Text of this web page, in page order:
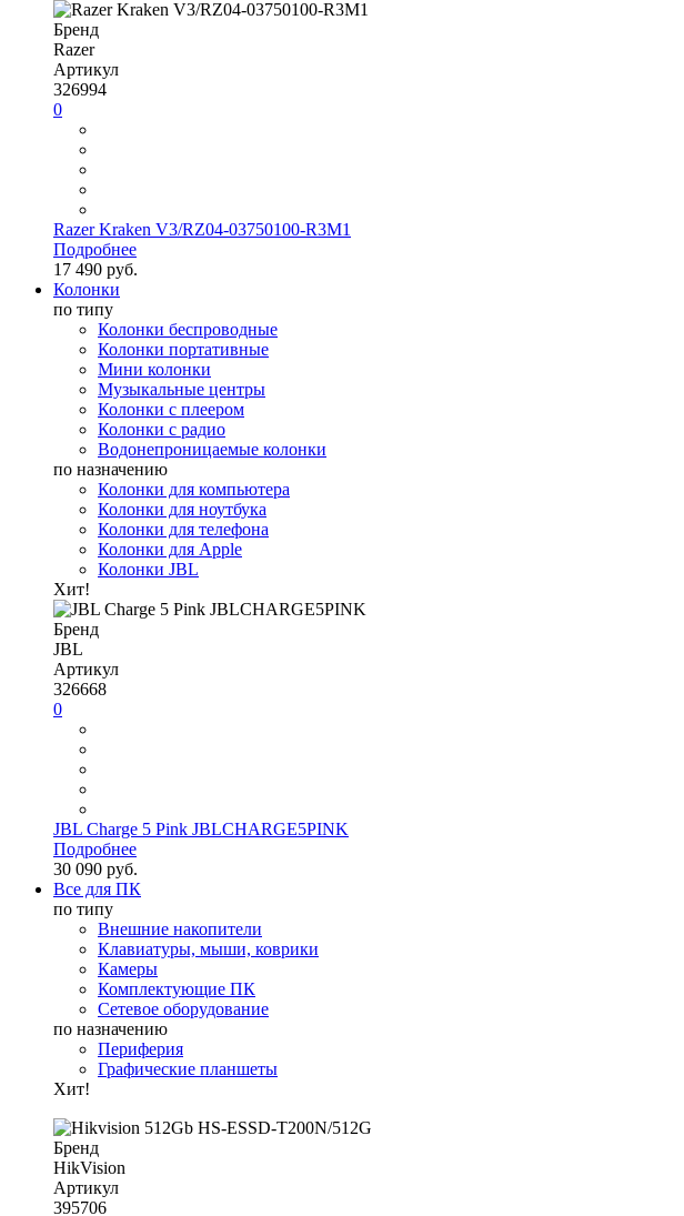
Бренд
Razer
Артикул
326994
0
Razer Kraken V3/RZ04-03750100-R3M1
Подробнее
17 490 руб.
Колонки
по типу
Колонки беспроводные
Колонки портативные
Мини колонки
Музыкальные центры
Колонки с плеером
Колонки с радио
Водонепроницаемые колонки
по назначению
Колонки для компьютера
Колонки для ноутбука
Колонки для телефона
Колонки для Apple
Колонки JBL
Хит!
Бренд
JBL
Артикул
326668
0
JBL Charge 5 Pink JBLCHARGE5PINK
Подробнее
30 090 руб.
Все для ПК
по типу
Внешние накопители
Клавиатуры, мыши, коврики
Камеры
Комплектующие ПК
Сетевое оборудование
по назначению
Периферия
Графические планшеты
Хит!
Бренд
HikVision
Артикул
395706